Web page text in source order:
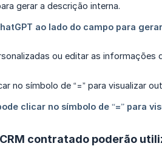
ou editar as informações
contratado poderão